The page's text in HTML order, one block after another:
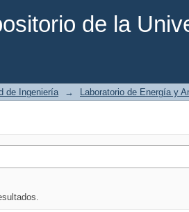
de la
de Ingeniería → Laboratorio de Energía y